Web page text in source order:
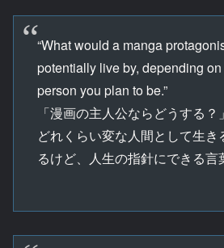
“What would a manga
potentially live by, depending
person you plan to be.”
「漫画の主人公ならどうする？」
どれくらい変な人間として生き
るけど、人生の指針にできる言